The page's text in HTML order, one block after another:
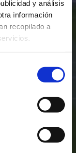
y análisis
información
recopilado a